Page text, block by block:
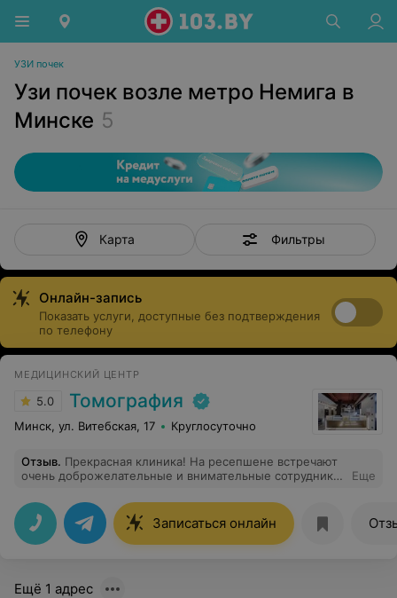
УЗИ почек
Узи почек возле метро Немига в
Минске 5
Карта Фильтры
Онлайн-запись
Показать услуги, доступные без подтверждения
по телефону
МЕДИЦИНСКИЙ ЦЕНТР
5.0 Томография
Минск, ул. Витебская, 17 Круглосуточно
Отзыв. Прекрасная клиника! На ресепшене встречают
очень доброжелательные и внимательные сотрудники.
без очередей. Была на УЗИ почек, сердца и вен ног у
доктора Лавреновой В.С. Осталась очень довольна
профессионализмом доктора, внимательностью к
деталям и чутким отношением. Больше спасибо за
Еще
Записаться онлайн
Ещё 1 адрес